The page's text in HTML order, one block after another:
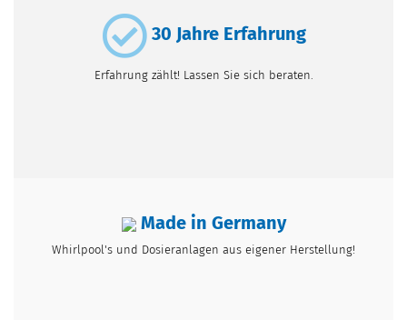
30 Jahre Erfahrung
Erfahrung zählt! Lassen Sie sich beraten.
Made in Germany
Whirlpool's und Dosieranlagen aus eigener Herstellung!